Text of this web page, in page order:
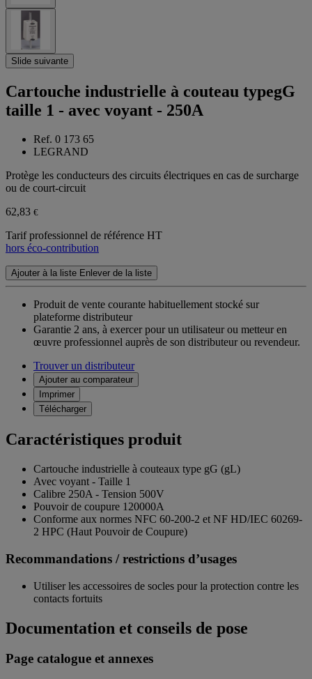
Slide suivante
Cartouche industrielle à couteau typegG
taille 1 - avec voyant - 250A
Ref. 0 173 65
LEGRAND
Protège les conducteurs des circuits électriques en cas de surcharge
ou de court-circuit
62,83 €
Tarif professionnel de référence HT
hors éco-contribution
Ajouter à la liste Enlever de la liste
Produit de vente courante habituellement stocké sur
plateforme distributeur
Garantie 2 ans, à exercer pour un utilisateur ou metteur en
œuvre professionnel auprès de son distributeur ou revendeur.
Trouver un distributeur
Ajouter au comparateur
Imprimer
Télécharger
Caractéristiques produit
Cartouche industrielle à couteaux type gG (gL)
Avec voyant - Taille 1
Calibre 250A - Tension 500V
Pouvoir de coupure 120000A
Conforme aux normes NFC 60-200-2 et NF HD/IEC 60269-
2 HPC (Haut Pouvoir de Coupure)
Recommandations / restrictions d’usages
Utiliser les accessoires de socles pour la protection contre les
contacts fortuits
Documentation et conseils de pose
Page catalogue et annexes